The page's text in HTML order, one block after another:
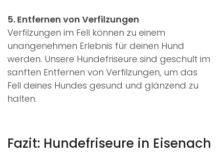
5. Entfernen von Verfilzungen
Verfilzungen im Fell können zu einem
unangenehmen Erlebnis für deinen Hund
werden. Unsere Hundefriseure sind geschult im
sanften Entfernen von Verfilzungen, um das
Fell deines Hundes gesund und glänzend zu
halten.
Fazit: Hundefriseure in Eisenach